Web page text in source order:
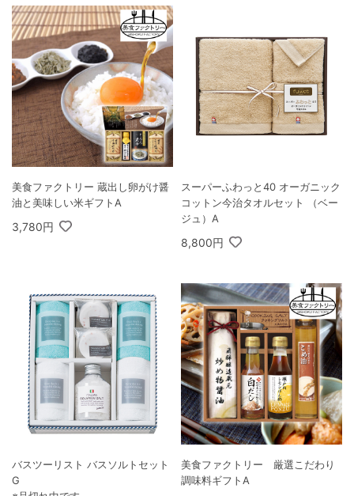
美食ファクトリー 蔵出し卵がけ醤
油と美味しい米ギフトA
3,780円
スーパーふわっと40 オーガニック
コットン今治タオルセット （ベー
ジュ）A
8,800円
バスツーリスト バスソルトセット
G
美食ファクトリー 厳選こだわり
調味料ギフトA